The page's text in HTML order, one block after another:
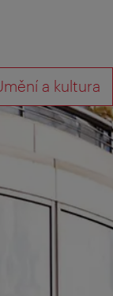
a kultura